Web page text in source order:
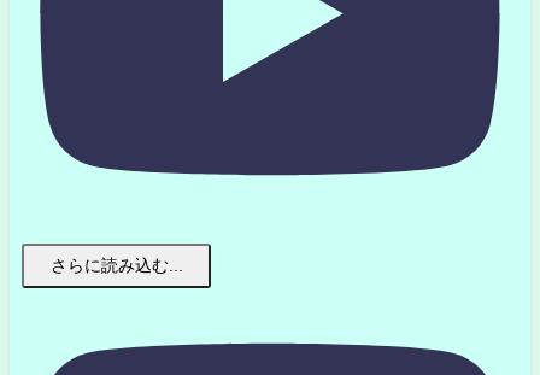
さらに読み込む...